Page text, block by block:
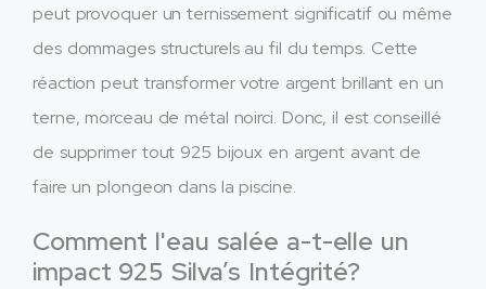
peut provoquer un ternissement significatif ou même
des dommages structurels au fil du temps. Cette
réaction peut transformer votre argent brillant en un
terne, morceau de métal noirci. Donc, il est conseillé
de supprimer tout 925 bijoux en argent avant de
faire un plongeon dans la piscine.
Comment l'eau salée a-t-elle un
impact 925 Silva’s Intégrité?